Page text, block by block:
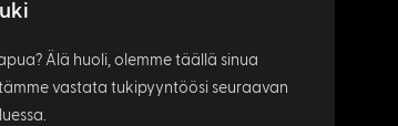
Älä huoli, olemme täällä sinua
vastata tukipyyntöösi seuraavan